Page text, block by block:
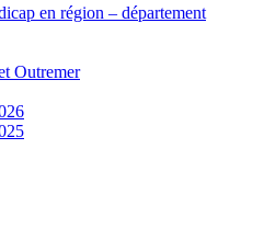
en région – département
Outremer